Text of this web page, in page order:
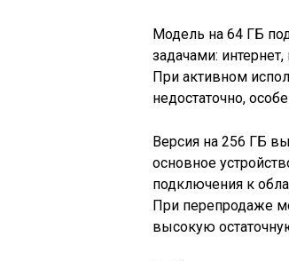
Модель на 64 ГБ
задачами:
При активном
недостаточно,
Версия на 256 ГБ
основное
подключения к
При перепродаже
высокую